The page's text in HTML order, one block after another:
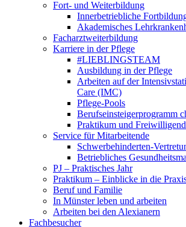
Fort- und Weiterbildung
Innerbetriebliche
Akademisches
Facharztweiterbildung
Karriere in der Pflege
#LIEBLINGSTEAM
Ausbildung in der Pflege
Arbeiten auf der
Care (IMC)
Pflege-Pools
Berufseinsteigerprogramm
Praktikum und
Service für Mitarbeitende
Schwerbehinderten-
Betriebliches
PJ – Praktisches Jahr
Praktikum – Einblicke in die
Beruf und Familie
In Münster leben und arbeiten
Arbeiten bei den Alexianern
Fachbesucher